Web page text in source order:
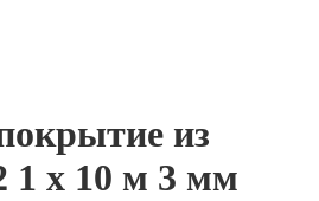
из
1 х 10 м 3 мм